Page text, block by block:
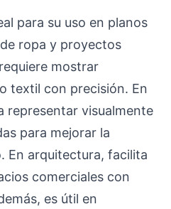
para su uso en planos
ropa y proyectos
mostrar
textil con precisión. En
representar visualmente
para mejorar la
En arquitectura, facilita
comerciales con
es útil en